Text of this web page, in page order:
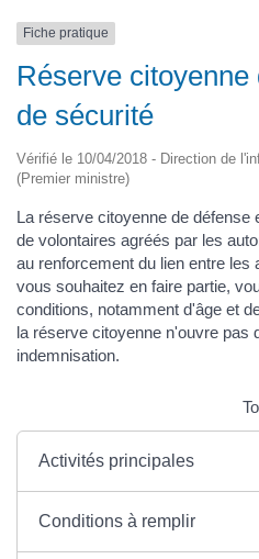
Fiche pratique
Réserve citoyenne
de sécurité
Vérifié le 10/04/2018 - Direction de
(Premier ministre)
La réserve citoyenne de
de volontaires agréés par les
au renforcement du lien entre
vous souhaitez en faire partie,
conditions, notamment d'âge et
la réserve citoyenne n'ouvre pas
indemnisation.
Activités principales
Conditions à remplir